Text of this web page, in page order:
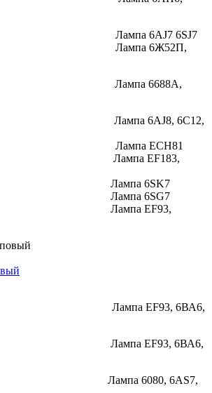
Лампа 6AJ7 6SJ7
Лампа 6Ж52П,
Е Лампа 6688A,
Лампа 6AJ8, 6C12,
ЕВ Лампа ECH81
Лампа EF183,
Лампа 6SK7
Лампа 6SG7
Лампа EF93,
ЕВ Лампа EF93, 6ВА6,
ЕР Лампа EF93, 6ВА6,
Лампа 6080, 6AS7,